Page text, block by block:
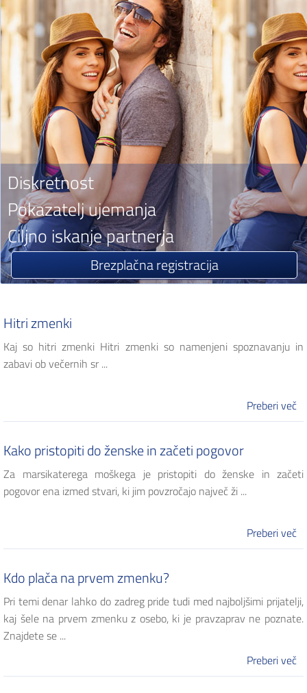
Diskretnost
Pokazatelj ujemanja
Ciljno iskanje partnerja
Brezplačna registracija
Hitri zmenki
Kaj so hitri zmenki Hitri zmenki so namenjeni spoznavanju in
zabavi ob večernih sr ...
Preberi več
Kako pristopiti do ženske in začeti pogovor
Za marsikaterega moškega je pristopiti do ženske in začeti
pogovor ena izmed stvari, ki jim povzročajo največ ži ...
Preberi več
Kdo plača na prvem zmenku?
Pri temi denar lahko do zadreg pride tudi med najboljšimi prijatelji,
kaj šele na prvem zmenku z osebo, ki je pravzaprav ne poznate.
Znajdete se ...
Preberi več